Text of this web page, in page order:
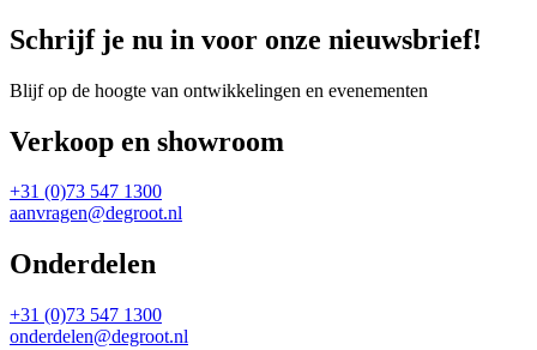
Schrijf je nu in voor onze nieuwsbrief!
Blijf op de hoogte van ontwikkelingen en evenementen
Verkoop en showroom
+31 (0)73 547 1300
aanvragen@degroot.nl
Onderdelen
+31 (0)73 547 1300
onderdelen@degroot.nl